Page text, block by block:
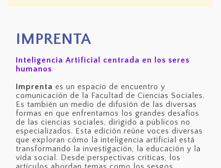
IMPRENTA
Inteligencia Artificial centrada en los seres
humanos
Imprenta es un espacio de encuentro y
comunicación de la Facultad de Ciencias Sociales.
Es también un medio de difusión de las diversas
formas en que enfrentamos los grandes desafíos
de las ciencias sociales, dirigido a públicos no
especializados. Esta edición reúne voces diversas
que exploran cómo la inteligencia artificial está
transformando la investigación, la educación y la
vida social. Desde perspectivas críticas, los